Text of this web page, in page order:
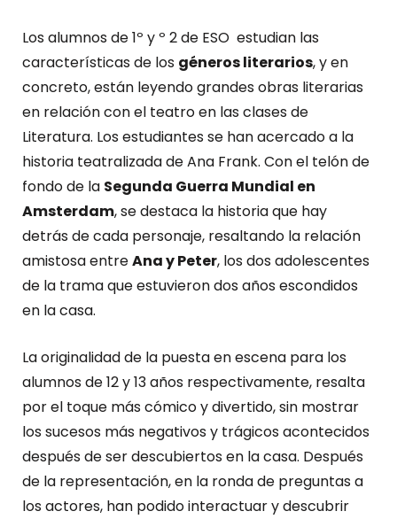
Los alumnos de 1º y º 2 de ESO estudian las
características de los géneros literarios, y en
concreto, están leyendo grandes obras literarias
en relación con el teatro en las clases de
Literatura. Los estudiantes se han acercado a la
historia teatralizada de Ana Frank. Con el telón de
fondo de la Segunda Guerra Mundial en
Amsterdam, se destaca la historia que hay
detrás de cada personaje, resaltando la relación
amistosa entreAna y Peter, los dos adolescentes
de la trama que estuvieron dos años escondidos
en la casa.
La originalidad de la puesta en escena para los
alumnos de 12 y 13 años respectivamente, resalta
por el toque más cómico y divertido, sin mostrar
los sucesos más negativos y trágicos acontecidos
después de ser descubiertos en la casa. Después
de la representación, en la ronda de preguntas a
los actores, han podido interactuar y descubrir